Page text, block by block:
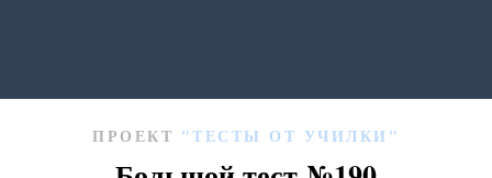
ПРОЕКТ "ТЕСТЫ ОТ УЧИЛКИ"